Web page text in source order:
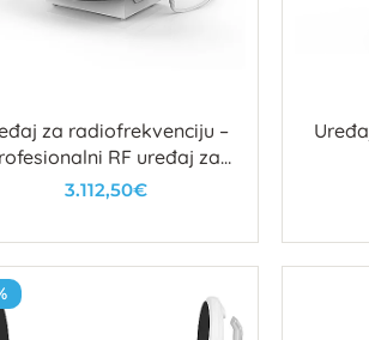
za radiofrekvenciju –
RF uređaj za
kože | Lux Natur
3.112,50€